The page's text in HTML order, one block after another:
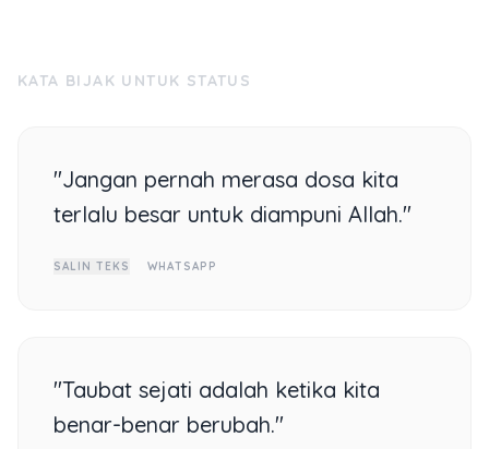
KATA BIJAK UNTUK STATUS
"Jangan pernah merasa dosa kita
terlalu besar untuk diampuni Allah."
SALIN TEKS WHATSAPP
"Taubat sejati adalah ketika kita
benar-benar berubah."